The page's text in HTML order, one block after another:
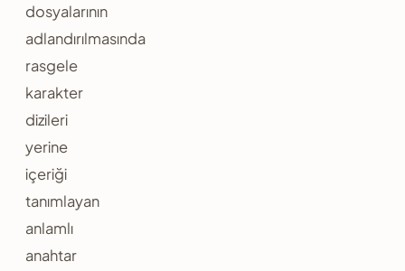
dosyalarının
adlandırılmasında
rasgele
karakter
dizileri
yerine
içeriği
tanımlayan
anlamlı
anahtar